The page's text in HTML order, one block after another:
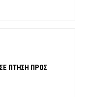
ΠΤΗΣΗ ΠΡΟΣ